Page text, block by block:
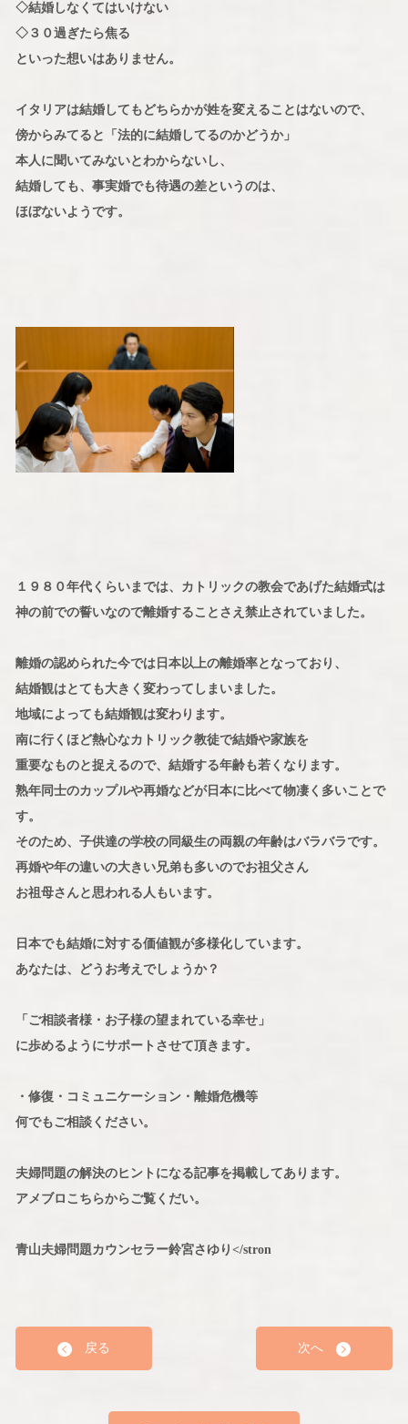
◇結婚しなくてはいけない
◇３０過ぎたら焦る
といった想いはありません。
イタリアは結婚してもどちらかが姓を変えることはないので、
傍からみてると「法的に結婚してるのかどうか」
本人に聞いてみないとわからないし、
結婚しても、事実婚でも待遇の差というのは、
ほぼないようです。
１９８０年代くらいまでは、カトリックの教会であげた結婚式は
神の前での誓いなので離婚することさえ禁止されていました。
離婚の認められた今では日本以上の離婚率となっており、
結婚観はとても大きく変わってしまいました。
地域によっても結婚観は変わります。
南に行くほど熱心なカトリック教徒で結婚や家族を
重要なものと捉えるので、結婚する年齢も若くなります。
熟年同士のカップルや再婚などが日本に比べて物凄く多いことで
す。
そのため、子供達の学校の同級生の両親の年齢はバラバラです。
再婚や年の違いの大きい兄弟も多いのでお祖父さん
お祖母さんと思われる人もいます。
日本でも結婚に対する価値観が多様化しています。
あなたは、どうお考えでしょうか？
「ご相談者様・お子様の望まれている幸せ」
に歩めるようにサポートさせて頂きます。
・修復・コミュニケーション・離婚危機等
何でもご相談ください。
夫婦問題の解決のヒントになる記事を掲載してあります。
アメブロこちらからご覧くだい。
青山夫婦問題カウンセラー鈴宮さゆり</stron
戻る 次へ